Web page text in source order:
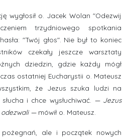
wygłosił o. Jacek Wolan "Odezwij
trzydniowego spotkania
"Twój głos". Nie był to koniec
czekały jeszcze warsztaty
dziedzin, gdzie każdy mógł
ostatniej Eucharystii o. Mateusz
że Jezus szuka ludzi na
i chce wysłuchiwać. — Jezus
— mówił o. Mateusz.
ale i początek nowych